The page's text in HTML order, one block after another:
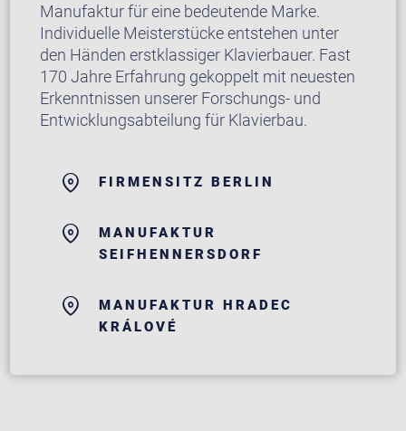
Manufaktur für eine bedeutende Marke.
Individuelle Meisterstücke entstehen unter
den Händen erstklassiger Klavierbauer. Fast
170 Jahre Erfahrung gekoppelt mit neuesten
Erkenntnissen unserer Forschungs- und
Entwicklungsabteilung für Klavierbau.
FIRMENSITZ BERLIN
MANUFAKTUR
SEIFHENNERSDORF
MANUFAKTUR HRADEC
KRÁLOVÉ